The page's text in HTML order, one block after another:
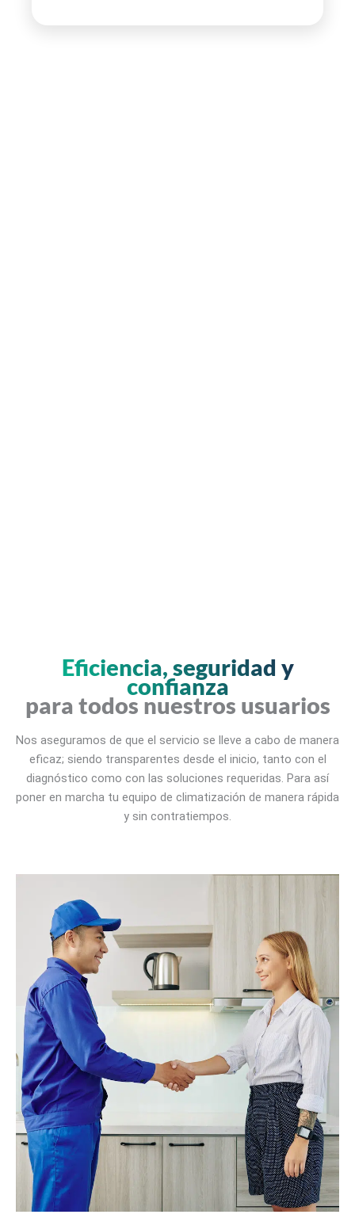
Eficiencia, seguridad y
confianza
para todos nuestros usuarios
Nos aseguramos de que el servicio se lleve a cabo de manera
eficaz; siendo transparentes desde el inicio, tanto con el
diagnóstico como con las soluciones requeridas. Para así
poner en marcha tu equipo de climatización de manera rápida
y sin contratiempos.